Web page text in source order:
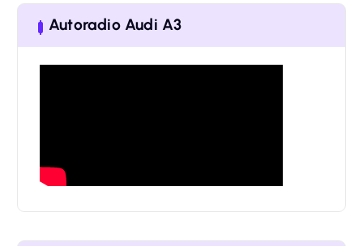
r
c
h
:
Autoradio Audi A3